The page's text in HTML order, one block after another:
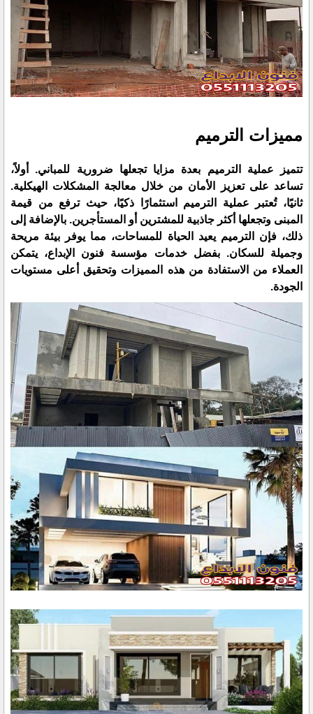
مميزات الترميم
تتميز عملية الترميم بعدة مزايا تجعلها ضرورية للمباني. أولاً،
تساعد على تعزيز الأمان من خلال معالجة المشكلات الهيكلية.
ثانيًا، تُعتبر عملية الترميم استثمارًا ذكيًا، حيث ترفع من قيمة
المبنى وتجعلها أكثر جاذبية للمشترين أو المستأجرين. بالإضافة إلى
ذلك، فإن الترميم يعيد الحياة للمساحات، مما يوفر بيئة مريحة
وجميلة للسكان. بفضل خدمات مؤسسة فنون الإبداع، يتمكن
العملاء من الاستفادة من هذه المميزات وتحقيق أعلى مستويات
الجودة.